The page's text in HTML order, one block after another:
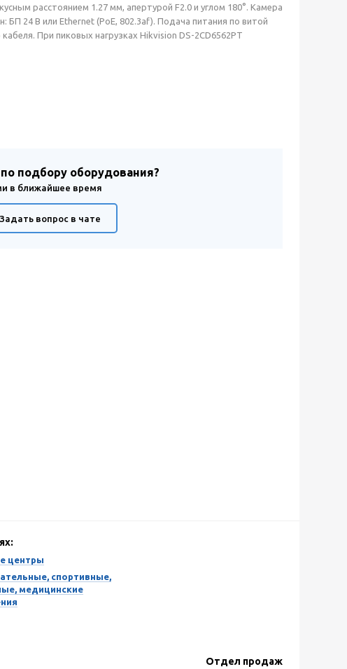
расстоянием 1.27 мм, апертурой F2.0 и углом 180°. Камера
БП 24 В или Ethernet (PoE, 802.3af). Подача питания по витой
При пиковых нагрузках Hikvision DS-2CD6562PT
подбору оборудования?
в ближайшее время
Задать вопрос в чате
центры
спортивные,
медицинские
Отдел продаж